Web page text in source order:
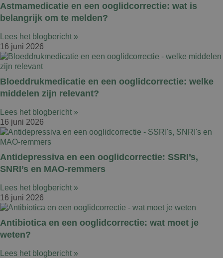
Astmamedicatie en een ooglidcorrectie: wat is
belangrijk om te melden?
Lees het blogbericht »
16 juni 2026
Bloeddrukmedicatie en een ooglidcorrectie: welke
middelen zijn relevant?
Lees het blogbericht »
16 juni 2026
Antidepressiva en een ooglidcorrectie: SSRI’s,
SNRI’s en MAO-remmers
Lees het blogbericht »
16 juni 2026
Antibiotica en een ooglidcorrectie: wat moet je
weten?
Lees het blogbericht »